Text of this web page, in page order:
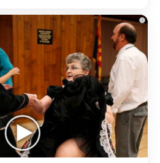
i